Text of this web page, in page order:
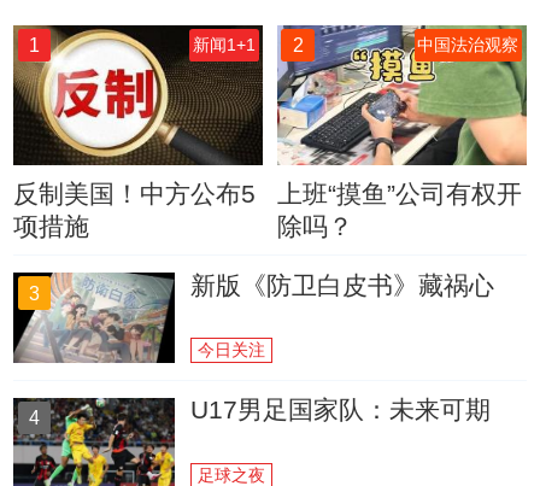
1 新闻1+1
反制美国！中方公布5
项措施
2 中国法治观察
上班“摸鱼”公司有权开
除吗？
3 新版《防卫白皮书》藏祸心
今日关注
4 U17男足国家队：未来可期
足球之夜